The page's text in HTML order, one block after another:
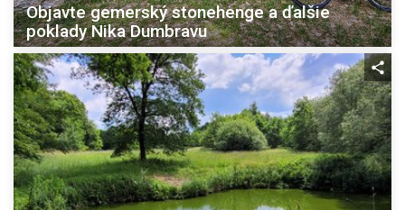
Objavte gemerský stonehenge a ďalšie
poklady Nika Dumbravu